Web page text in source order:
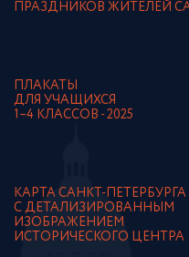
ПРАЗДНИКОВ ЖИТЕЛЕЙ
ПЛАКАТЫ
ДЛЯ УЧАЩИХСЯ
1–4 КЛАССОВ - 2025
КАРТА САНКТ-ПЕТЕРБУРГА
С ДЕТАЛИЗИРОВАННЫМ
ИЗОБРАЖЕНИЕМ
ИСТОРИЧЕСКОГО ЦЕНТРА